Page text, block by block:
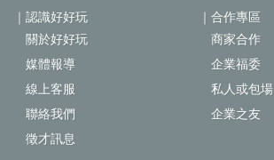
｜認識好好玩
關於好好玩
媒體報導
線上客服
聯絡我們
徵才訊息
｜合作專區
商家合作
企業福委
私人或包場
企業之友